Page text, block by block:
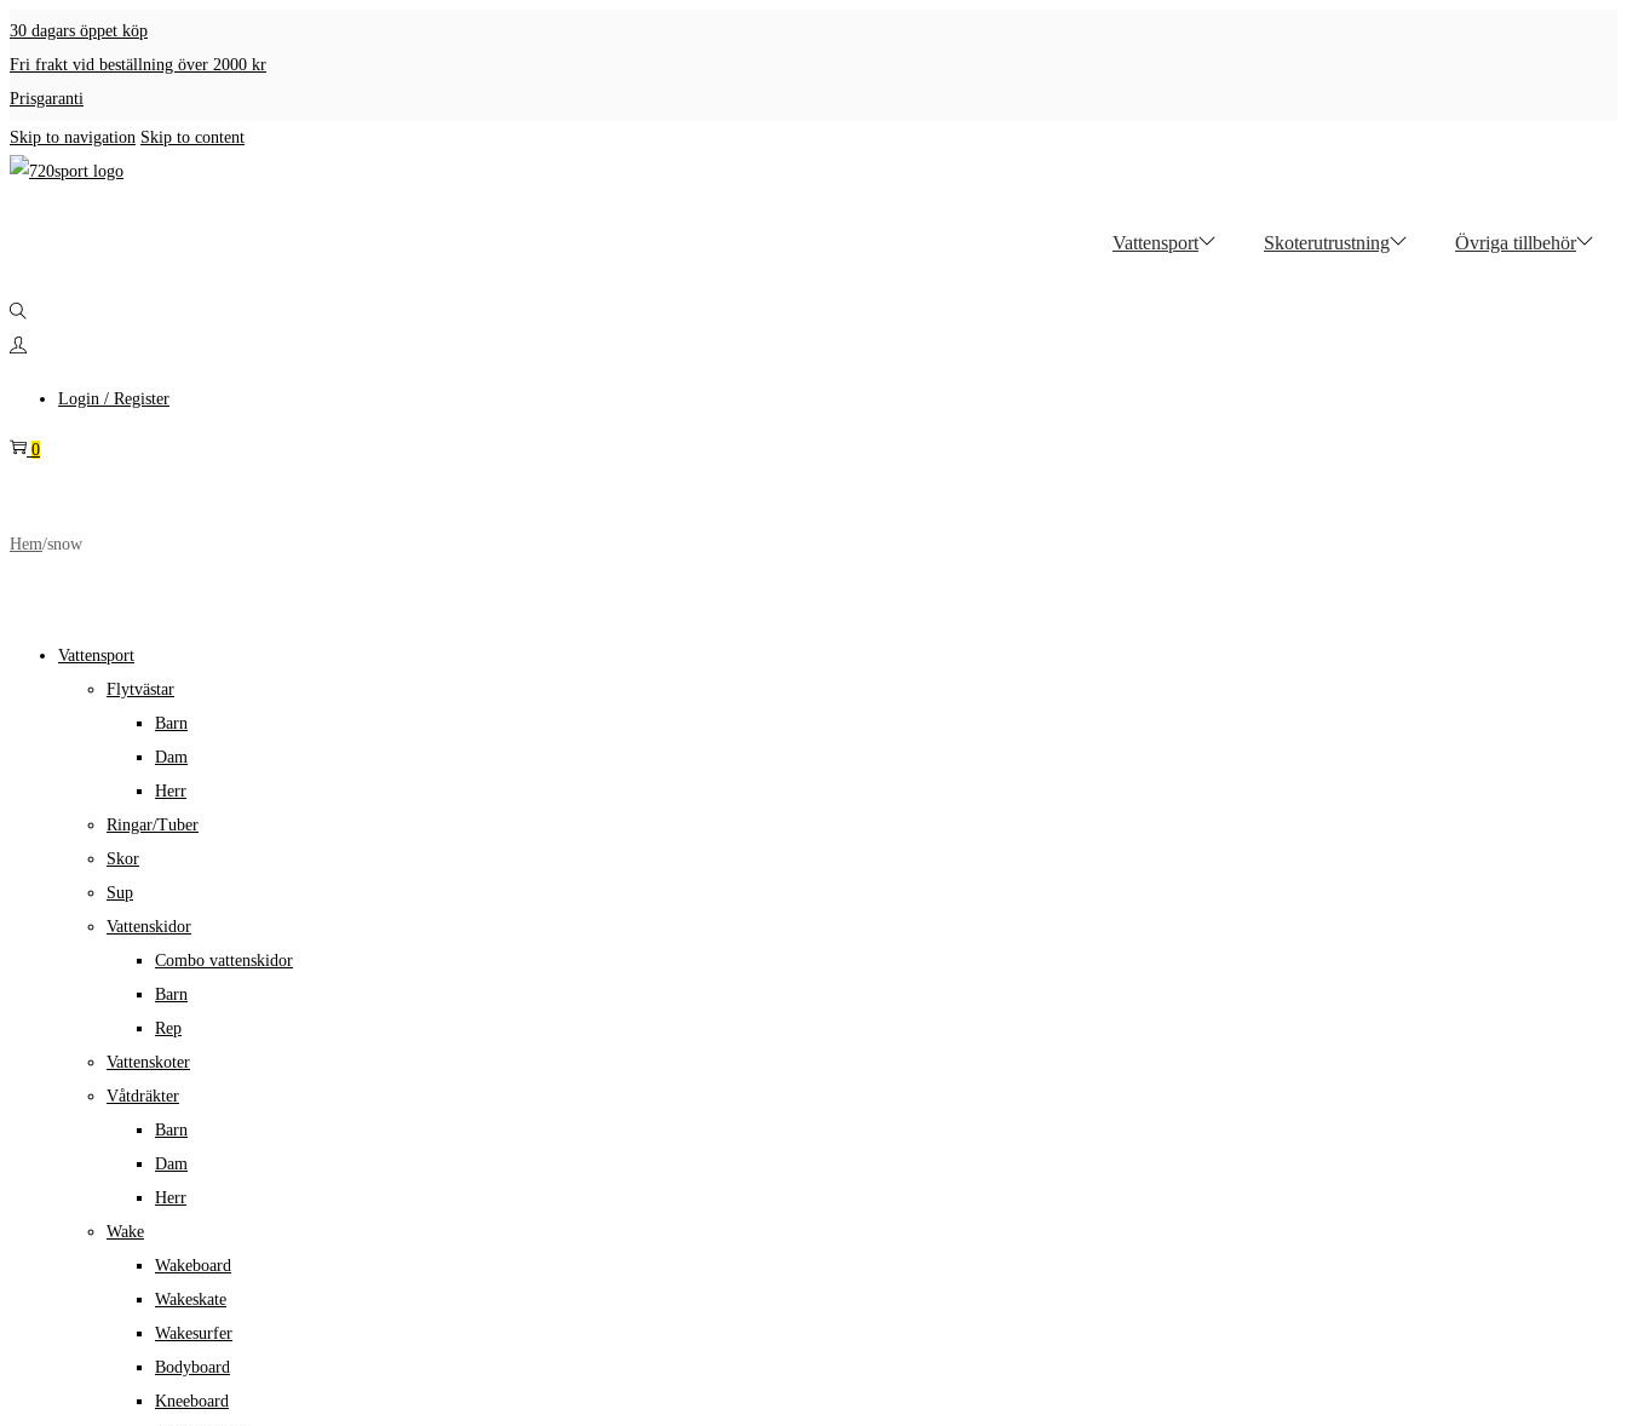
30 dagars öppet köp
Fri frakt vid beställning över 2000 kr
Prisgaranti
Skip to navigation Skip to content
Vattensport Skoterutrustning Övriga tillbehör
Login / Register
0
Hem/snow
Vattensport
Flytvästar
Barn
Dam
Herr
Ringar/Tuber
Skor
Sup
Vattenskidor
Combo vattenskidor
Barn
Rep
Vattenskoter
Våtdräkter
Barn
Dam
Herr
Wake
Wakeboard
Wakeskate
Wakesurfer
Bodyboard
Kneeboard